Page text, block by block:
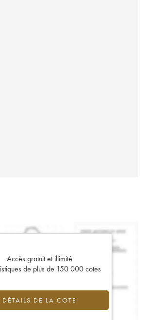
Accès gratuit et illimité
de plus de 150 000 cotes
DÉTAILS DE LA COTE